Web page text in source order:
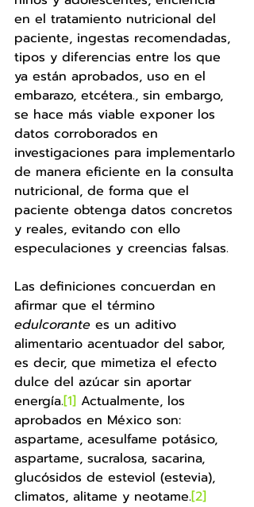
en el tratamiento nutricional del
paciente, ingestas recomendadas,
tipos y diferencias entre los que
ya están aprobados, uso en el
embarazo, etcétera., sin embargo,
se hace más viable exponer los
datos corroborados en
investigaciones para implementarlo
de manera eficiente en la consulta
nutricional, de forma que el
paciente obtenga datos concretos
y reales, evitando con ello
especulaciones y creencias falsas.
Las definiciones concuerdan en
afirmar que el término
edulcorante es un aditivo
alimentario acentuador del sabor,
es decir, que mimetiza el efecto
dulce del azúcar sin aportar
energía.[1] Actualmente, los
aprobados en México son:
aspartame, acesulfame potásico,
aspartame, sucralosa, sacarina,
glucósidos de esteviol (estevia),
climatos, alitame y neotame.[2]